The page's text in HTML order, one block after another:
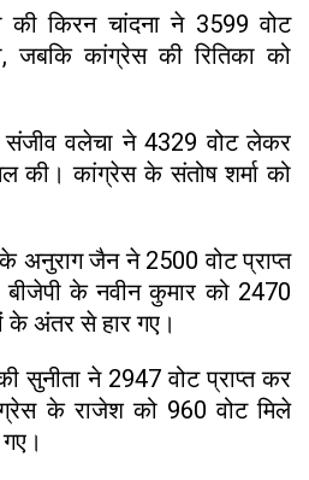
की किरन चांदना ने 3599 वोट
जबकि कांग्रेस की रितिका को
संजीव वलेचा ने 4329 वोट लेकर
की। कांग्रेस के संतोष शर्मा को
अनुराग जैन ने 2500 वोट प्राप्त
के नवीन कुमार को 2470
के अंतर से हार गए।
सुनीता ने 2947 वोट प्राप्त कर
के राजेश को 960 वोट मिले